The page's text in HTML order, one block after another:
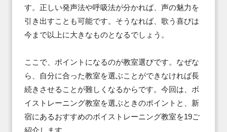
す。正しい発声法や呼吸法が分かれば、声の魅力を
引き出すことも可能です。そうなれば、歌う喜びは
今まで以上に大きなものとなるでしょう。
ここで、ポイントになるのが教室選びです。なぜな
ら、自分に合った教室を選ぶことができなければ長
続きさせることが難しくなるからです。今回は、ボ
イストレーニング教室を選ぶときのポイントと、新
宿にあるおすすめのボイストレーニング教室を19ご